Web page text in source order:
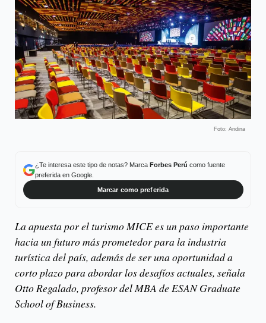
Foto: Andina
¿Te interesa este tipo de notas? Marca Forbes Perú como fuente
preferida en Google.
Marcar como preferida
La apuesta por el turismo MICE es un paso importante
hacia un futuro más prometedor para la industria
turística del país, además de ser una oportunidad a
corto plazo para abordar los desafíos actuales, señala
Otto Regalado, profesor del MBA de ESAN Graduate
School of Business.